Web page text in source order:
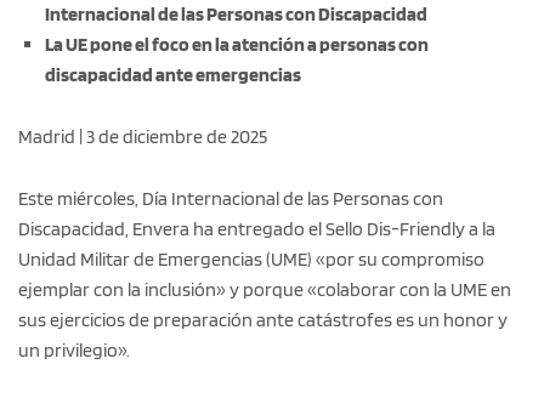
Internacional de las Personas con Discapacidad
La UE pone el foco en la atención a personas con
discapacidad ante emergencias
Madrid | 3 de diciembre de 2025
Este miércoles, Día Internacional de las Personas con
Discapacidad, Envera ha entregado el Sello Dis-Friendly a la
Unidad Militar de Emergencias (UME) «por su compromiso
ejemplar con la inclusión» y porque «colaborar con la UME en
sus ejercicios de preparación ante catástrofes es un honor y
un privilegio».